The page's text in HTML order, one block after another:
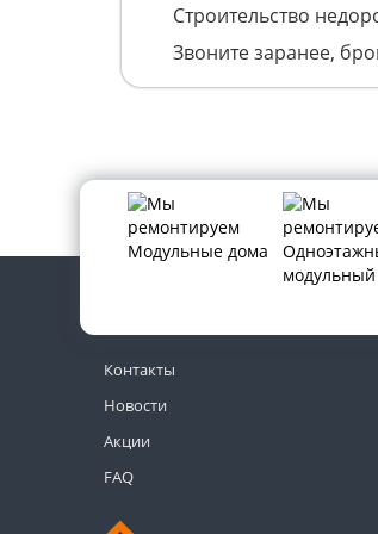
Строительство
Звоните заранее,
Контакты
Новости
Акции
FAQ